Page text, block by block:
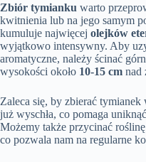
Zbiór tymianku warto
kwitnienia lub na jego samym
kumuluje najwięcej olejków
wyjątkowo intensywny. Aby
aromatyczne, należy ścinać
wysokości około 10-15 cm nad
Zaleca się, by zbierać
już wyschła, co pomaga
Możemy także przycinać
co pozwala nam na regularne